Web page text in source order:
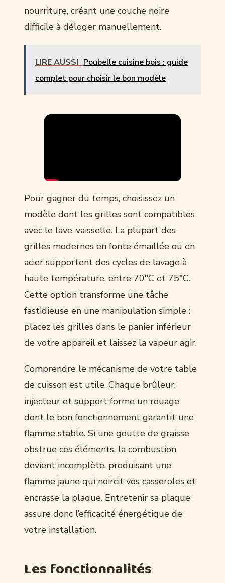
nourriture, créant une couche noire
difficile à déloger manuellement.
LIRE AUSSI Poubelle cuisine bois : guide
complet pour choisir le bon modèle
Pour gagner du temps, choisissez un
modèle dont les grilles sont compatibles
avec le lave-vaisselle. La plupart des
grilles modernes en fonte émaillée ou en
acier supportent des cycles de lavage à
haute température, entre 70°C et 75°C.
Cette option transforme une tâche
fastidieuse en une manipulation simple :
placez les grilles dans le panier inférieur
de votre appareil et laissez la vapeur agir.
Comprendre le mécanisme de votre table
de cuisson est utile. Chaque brûleur,
injecteur et support forme un rouage
dont le bon fonctionnement garantit une
flamme stable. Si une goutte de graisse
obstrue ces éléments, la combustion
devient incomplète, produisant une
flamme jaune qui noircit vos casseroles et
encrasse la plaque. Entretenir sa plaque
assure donc l’efficacité énergétique de
votre installation.
Les fonctionnalités